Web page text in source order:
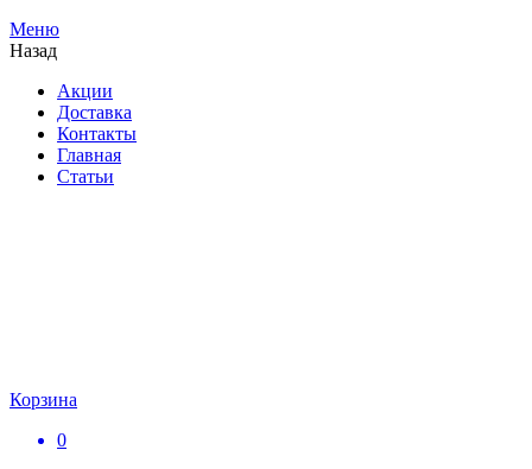
Меню
Назад
Акции
Доставка
Контакты
Главная
Статьи
Корзина
0